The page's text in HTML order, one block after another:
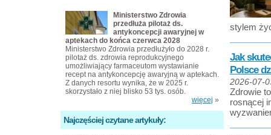
stylem
Jak
Polsce
2026-07-
Zdrowie
rosnącej
Ministerstwo Zdrowia
przedłuża pilotaż ds.
antykoncepcji awaryjnej w
aptekach do końca czerwca 2028
Ministerstwo Zdrowia przedłużyło do 2028 r.
pilotaż ds. zdrowia reprodukcyjnego
umożliwiający farmaceutom wystawianie
recept na antykoncepcję awaryjną w aptekach.
Z danych resortu wynika, że w 2025 r.
skorzystało z niej blisko 53 tys. osób.
więcej »
Najczęściej czytane artykuły: